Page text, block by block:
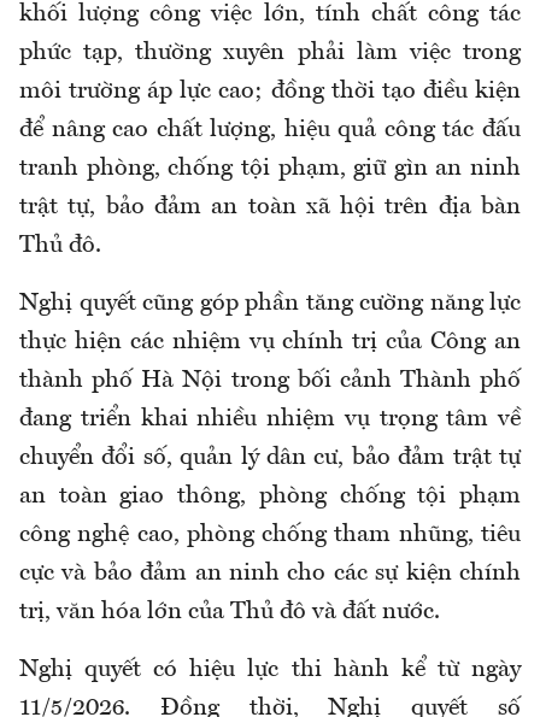
khối lượng công việc lớn, tính chất công tác
phức tạp, thường xuyên phải làm việc trong
môi trường áp lực cao; đồng thời tạo điều kiện
để nâng cao chất lượng, hiệu quả công tác đấu
tranh phòng, chống tội phạm, giữ gìn an ninh
trật tự, bảo đảm an toàn xã hội trên địa bàn
Thủ đô.
Nghị quyết cũng góp phần tăng cường năng lực
thực hiện các nhiệm vụ chính trị của Công an
thành phố Hà Nội trong bối cảnh Thành phố
đang triển khai nhiều nhiệm vụ trọng tâm về
chuyển đổi số, quản lý dân cư, bảo đảm trật tự
an toàn giao thông, phòng chống tội phạm
công nghệ cao, phòng chống tham nhũng, tiêu
cực và bảo đảm an ninh cho các sự kiện chính
trị, văn hóa lớn của Thủ đô và đất nước.
Nghị quyết có hiệu lực thi hành kể từ ngày
11/5/2026. Đồng thời, Nghị quyết số